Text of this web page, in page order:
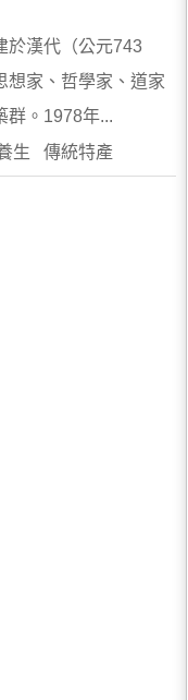
於漢代（公元743
想家、哲學家、道家
群。1978年...
生 傳統特產